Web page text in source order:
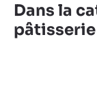
Dans la
pâtisserie